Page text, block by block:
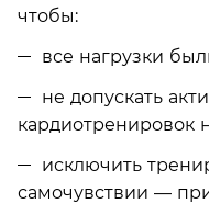
чтобы:
все нагрузки
не допускать
кардиотренировок
исключить
самочувствии —